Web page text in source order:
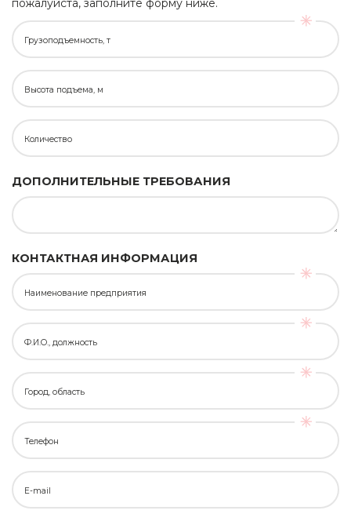
Грузоподъемность, т
Высота подъема, м
Количество
ДОПОЛНИТЕЛЬНЫЕ ТРЕБОВАНИЯ
КОНТАКТНАЯ ИНФОРМАЦИЯ
Наименование предприятия
Ф.И.О., должность
Город, область
Телефон
E-mail